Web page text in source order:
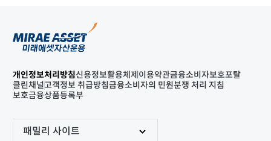
개인정보처리방침신용정보활용체제 이용약관금융소비자보호포탈
클린채널고객정보 취급방침금융소비자의 민원분쟁 처리 지침
보호금융상품등록부
패밀리 사이트